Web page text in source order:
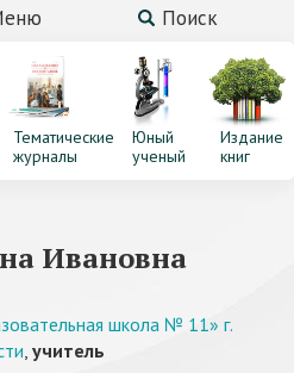
Поиск
Тематические
журналы
Юный
ученый
Издание
книг
Ивановна
школа № 11» г.
, учитель